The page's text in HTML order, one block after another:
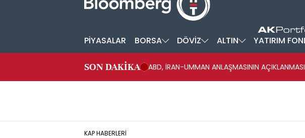
PİYASALAR BORSA DÖVİZ ALTIN YATIRIM
SON DAKİKA ABD, İRAN-UMMAN ANLAŞMASININ
KAP HABERLERİ